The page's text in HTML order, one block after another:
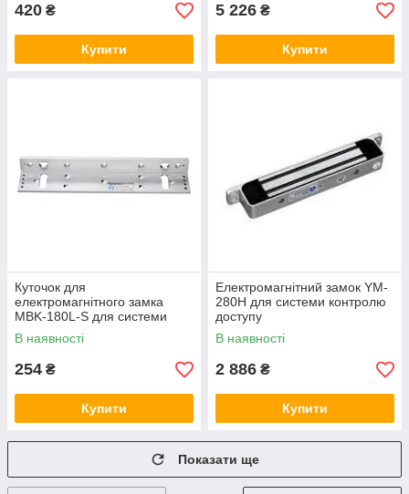
420 ₴
Купити
5 226 ₴
Купити
Куточок для
електромагнітного замка
MBK-180L-S для системи
контролю доступу
В наявності
254 ₴
Купити
Електромагнітний замок YM-
280H для системи контролю
доступу
В наявності
2 886 ₴
Купити
Показати ще